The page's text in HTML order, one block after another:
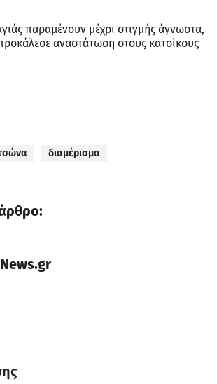
παραμένουν μέχρι στιγμής άγνωστα,
αναστάτωση στους κατοίκους
διαμέρισμα